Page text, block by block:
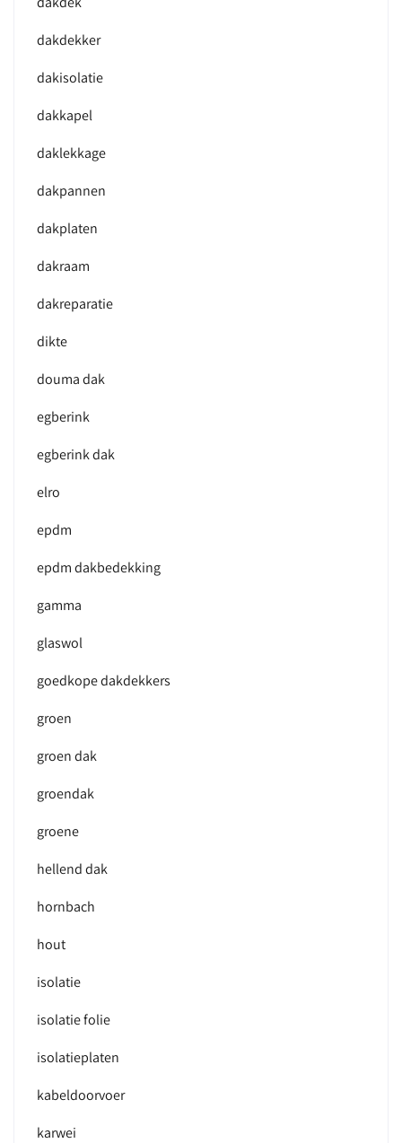
dakdekker
dakisolatie
dakkapel
daklekkage
dakpannen
dakplaten
dakraam
dakreparatie
dikte
douma dak
egberink
egberink dak
elro
epdm
epdm dakbedekking
gamma
glaswol
goedkope dakdekkers
groen
groen dak
groendak
groene
hellend dak
hornbach
hout
isolatie
isolatie folie
isolatieplaten
kabeldoorvoer
karwei